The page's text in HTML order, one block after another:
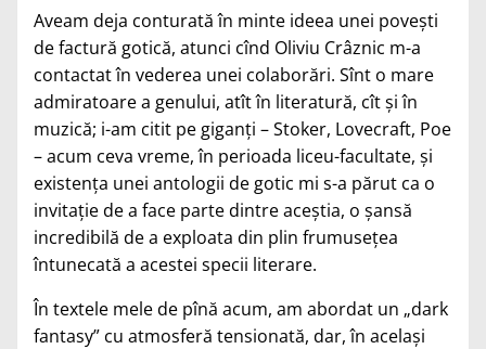
Aveam deja conturată în minte ideea unei poveşti
de factură gotică, atunci cînd Oliviu Crâznic m-a
contactat în vederea unei colaborări. Sînt o mare
admiratoare a genului, atît în literatură, cît şi în
muzică; i-am citit pe giganţi – Stoker, Lovecraft, Poe
– acum ceva vreme, în perioada liceu-facultate, şi
existenţa unei antologii de gotic mi s-a părut ca o
invitaţie de a face parte dintre aceştia, o şansă
incredibilă de a exploata din plin frumuseţea
întunecată a acestei specii literare.
În textele mele de pînă acum, am abordat un „dark
fantasy” cu atmosferă tensionată, dar, în acelaşi